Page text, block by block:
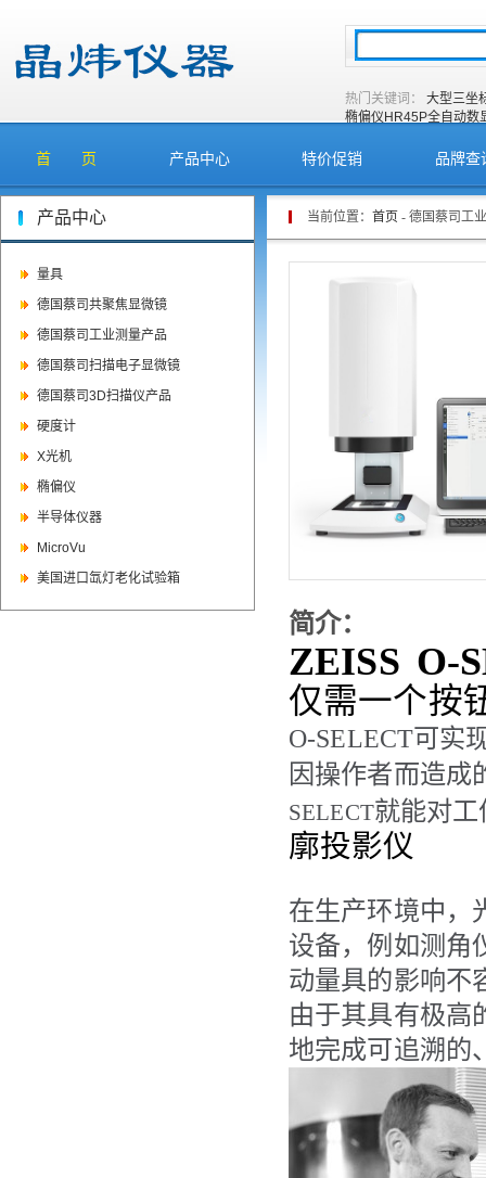
热门关键词：
大型三坐
椭偏仪 HR45P全自动数
首 页 产品中心 特价促销 品牌查
产品中心
量具
德国蔡司共聚焦显微镜
德国蔡司工业测量产品
德国蔡司扫描电子显微镜
德国蔡司3D扫描仪产品
硬度计
X光机
椭偏仪
半导体仪器
MicroVu
美国进口氙灯老化试验箱
当前位置： 首页 - 德国蔡司工
简介：
ZEISS O-
仅需一个按
O-SELECT可实
因操作者而造成
SELECT就能对
廓投影仪
在生产环境中，
设备，例如测角
动量具的影响不
由于其具有极高
地完成可追溯的